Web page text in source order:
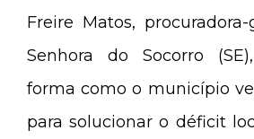
Freire Matos,
Senhora do Socorro
forma como o município
para solucionar o déficit